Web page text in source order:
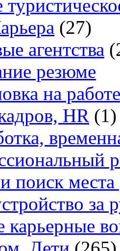
(27)
агентства
резюме
на работе
HR (1)
поиск места
за
карьерные